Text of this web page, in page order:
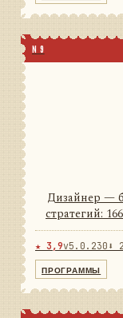
N 9
Дизайнер —
стратегий:
площадкам
мышью из
★ 3,9v5.0.230 ⬇
ПРОГРАММЫ